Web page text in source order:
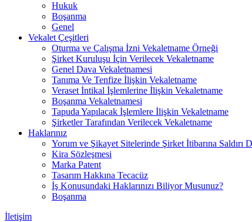
Hukuk
Boşanma
Genel
Vekalet Çeşitleri
Oturma ve Çalışma İzni Vekaletname Örneği
Şirket Kuruluşu İçin Verilecek Vekaletname
Genel Dava Vekaletnamesi
Tanıma Ve Tenfize İlişkin Vekaletname
Veraset İntikal İşlemlerine İlişkin Vekaletname
Boşanma Vekaletnamesi
Tapuda Yapılacak İşlemlere İlişkin Vekaletname
Şirketler Tarafından Verilecek Vekaletname
Haklarınız
Yorum ve Şikayet Sitelerinde Şirket İtibarına Saldırı
Kira Sözleşmesi
Marka Patent
Tasarım Hakkına Tecacüz
İş Konusundaki Haklarınızı Biliyor Musunuz?
Boşanma
İletişim